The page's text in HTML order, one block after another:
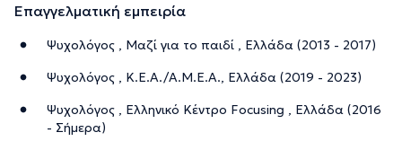
Επαγγελματική εμπειρία
Ψυχολόγος , Μαζί για το παιδί , Ελλάδα (2013 - 2017)
Ψυχολόγος , Κ.Ε.Α./Α.Μ.Ε.Α., Ελλάδα (2019 - 2023)
Ψυχολόγος , Ελληνικό Κέντρο Focusing , Ελλάδα (2016
- Σήμερα)